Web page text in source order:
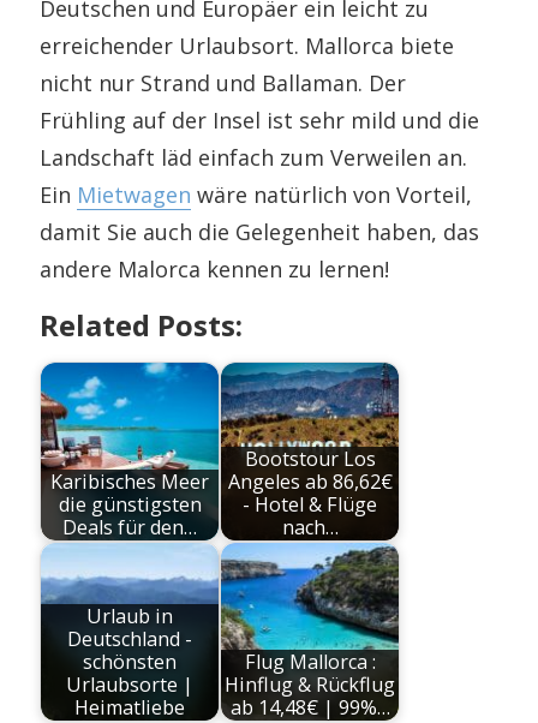
Deutschen und Europäer ein leicht zu
erreichender Urlaubsort. Mallorca biete
nicht nur Strand und Ballaman. Der
Frühling auf der Insel ist sehr mild und die
Landschaft läd einfach zum Verweilen an.
Ein Mietwagen wäre natürlich von Vorteil,
damit Sie auch die Gelegenheit haben, das
andere Malorca kennen zu lernen!
Related Posts:
Karibisches Meer
die günstigsten
Deals für den…
Bootstour Los
Angeles ab 86,62€
- Hotel & Flüge
nach…
Urlaub in
Deutschland -
schönsten
Urlaubsorte |
Heimatliebe
Flug Mallorca :
Hinflug & Rückflug
ab 14,48€ | 99%…